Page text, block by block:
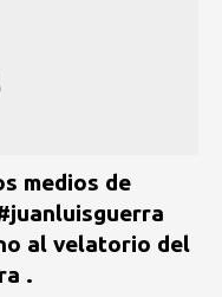
medios de
al velatorio del
.